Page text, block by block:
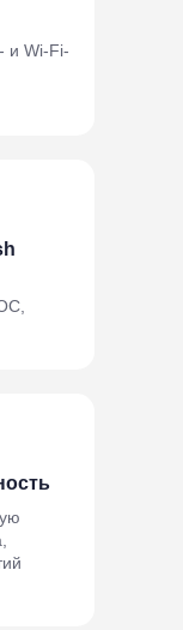
и Wi-Fi-